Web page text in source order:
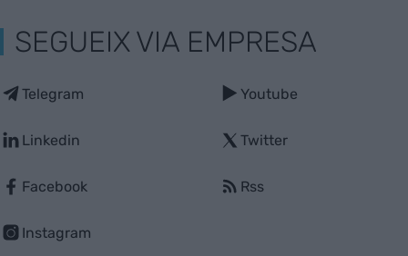
SEGUEIX VIA EMPRESA
Telegram
Linkedin
Facebook
Instagram
Youtube
Twitter
Rss